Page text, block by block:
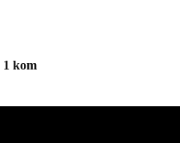
1 kom